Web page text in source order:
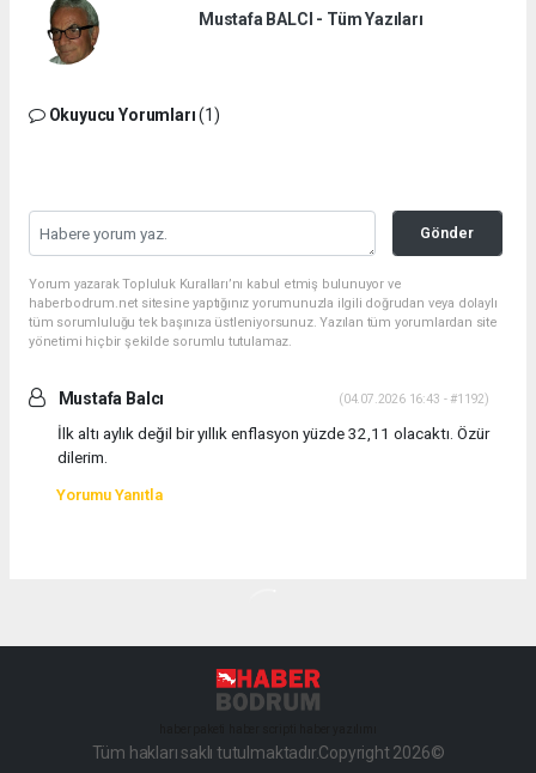
Mustafa BALCI - Tüm Yazıları
Okuyucu Yorumları(1)
Gönder
Yorum yazarak Topluluk Kuralları’nı kabul etmiş bulunuyor ve
haberbodrum.net sitesine yaptığınız yorumunuzla ilgili doğrudan veya dolaylı
tüm sorumluluğu tek başınıza üstleniyorsunuz. Yazılan tüm yorumlardan site
yönetimi hiçbir şekilde sorumlu tutulamaz.
Mustafa Balcı (04.07.2026 16:43 - #1192)
İlk altı aylık değil bir yıllık enflasyon yüzde 32,11 olacaktı. Özür
dilerim.
Yorumu Yanıtla
Tüm hakları saklı tutulmaktadır.Copyright 2026©